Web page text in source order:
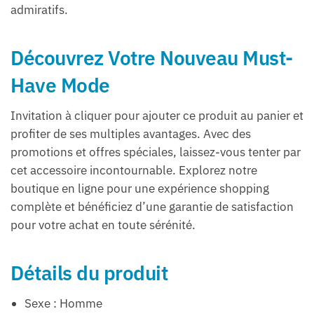
admiratifs.
Découvrez Votre Nouveau Must-
Have Mode
Invitation à cliquer pour ajouter ce produit au panier et
profiter de ses multiples avantages. Avec des
promotions et offres spéciales, laissez-vous tenter par
cet accessoire incontournable. Explorez notre
boutique en ligne pour une expérience shopping
complète et bénéficiez d’une garantie de satisfaction
pour votre achat en toute sérénité.
Détails du produit
Sexe : Homme